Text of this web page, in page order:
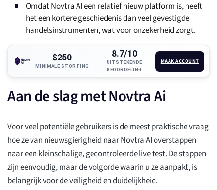
Omdat Novtra AI een relatief nieuw platform is, heeft
het een kortere geschiedenis dan veel gevestigde
handelsinstrumenten, wat voor onzekerheid zorgt.
$250
MINIMALE STORTING
8.7/10
UITSTEKENDE
BEOORDELING
MAAK ACCOUNT
Aan de slag met Novtra Ai
Voor veel potentiële gebruikers is de meest praktische vraag
hoe ze van nieuwsgierigheid naar Novtra AI overstappen
naar een kleinschalige, gecontroleerde live test. De stappen
zijn eenvoudig, maar de volgorde waarin u ze aanpakt, is
belangrijk voor de veiligheid en duidelijkheid.